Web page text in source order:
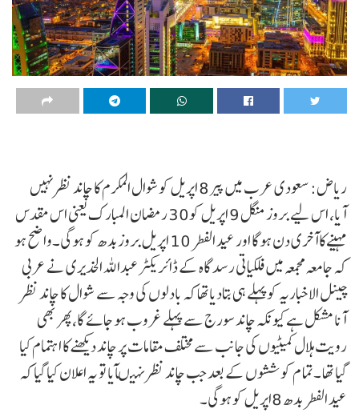
ریاض: سعودی عرب میں پیر 8 اپریل کوشوال المکرم کا چاند نظر نہیں
آیا، اس لیے بروز منگل 9 اپریل کو30 رمضان المبارک یعنی اس مقدس
مہینےکاآخری دن ہوگا اور عید الفطر 10 اپریل بروز بدھ کو ہوگی۔واضح ہو
کہ جامعہ مجمعہ میں فلکیاتی رسد گاہ کے ڈائریکٹر عبداللہ الخدیری نے عربی
چینل الاخباریہ کوپہلے ہی بتادیاتھا کہ بادلوں کی وجہ سے شوال کا چاند نظر
آنا مشکل ہےکیونکہ چاند سورج سے پہلے غروب ہو جائے گا،پھر بھی
رویت ہلال کمیٹیوں کی جانب سے مختلف مقامات پر چاند دیکھنے کا اہتمام کیا
گیا تھا ۔تما م کوششوں کے بعد جب چاند نظر نہیںآیا تو یہ اعلان کیا گیا کہ
عید الفطر بدھ 8اپریل کو ہوگی۔